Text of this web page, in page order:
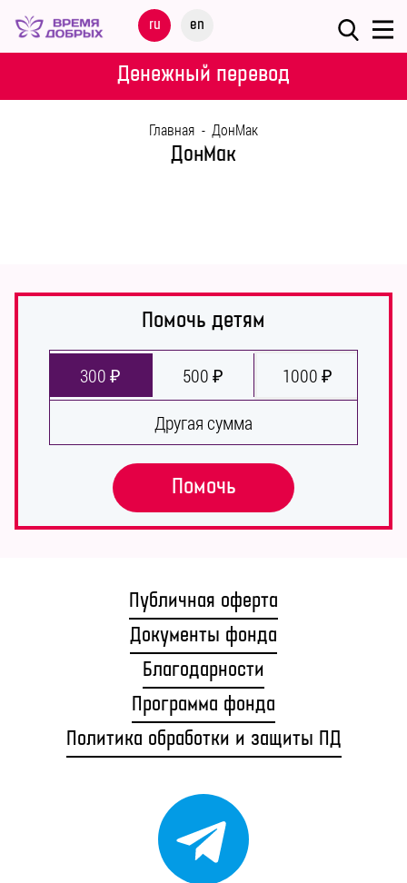
ru en
Меню
ПОМОЩЬ
Денежный перевод
Главная - ДонМак
ДонМак
Помочь детям
300 ₽ 500 ₽
1000 ₽
Другая сумма
Помочь
Публичная оферта
Документы фонда
Благодарности
Программа фонда
Политика обработки и защиты ПД